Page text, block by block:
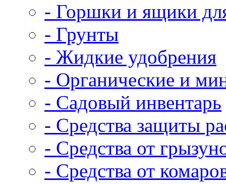
- Горшки и ящики
- Грунты
- Жидкие удобрения
- Органические и
- Садовый инвентарь
- Средства защиты
- Средства от
- Средства от